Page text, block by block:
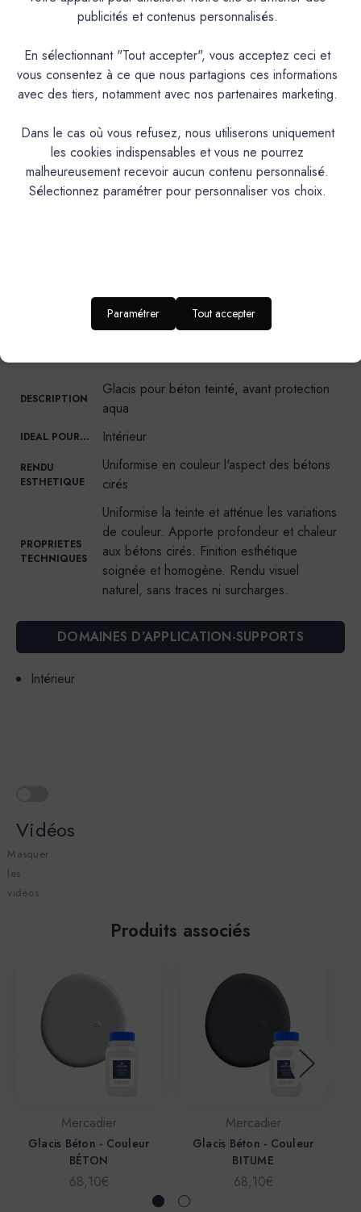
Couleurs & Échantillons
Le glacis pour béton teinté est un produit de préparation à
base d'eau, à appliquer avant la protection finale de type
aqua. Il permet d’uniformiser la teinte des bétons cirés en
atténuant les différences de nuances et en harmonisant
l’ensemble de la surface. Sa formule liquide, non toxique et
en phase aqueuse, facilite une application simple et propre,
généralement en une à deux couches selon l’absorption du
régulier et durable.
DESCRIPTION
Glacis pour béton teinté, avant protection
aqua
IDEAL POUR… Intérieur
RENDU
ESTHETIQUE
Uniformise en couleur l'aspect des bétons
cirés
PROPRIETES
TECHNIQUES
Uniformise la teinte et atténue les variations
de couleur. Apporte profondeur et chaleur
aux bétons cirés. Finition esthétique
soignée et homogène. Rendu visuel
naturel, sans traces ni surcharges.
DOMAINES D’APPLICATION-SUPPORTS
Intérieur
Vidéos
Masquer
les
vidéos
Produits associés
Mercadier
Glacis Béton - Couleur
BÉTON
68,10€
Mercadier
Glacis Béton - Couleur
BITUME
68,10€
publicités et contenus personnalisés.
En sélectionnant "Tout accepter", vous acceptez ceci et
vous consentez à ce que nous partagions ces informations
avec des tiers, notamment avec nos partenaires marketing.
Dans le cas où vous refusez, nous utiliserons uniquement
les cookies indispensables et vous ne pourrez
malheureusement recevoir aucun contenu personnalisé.
Sélectionnez paramétrer pour personnaliser vos choix.
Paramétrer Tout accepter